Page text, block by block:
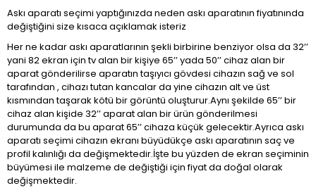
Askı aparatı seçimi yaptığınızda neden askı aparatının fiyatınında
değiştiğini size kısaca açıklamak isteriz
Her ne kadar askı aparatlarının şekli birbirine benziyor olsa da 32’’
yani 82 ekran için tv alan bir kişiye 65’’ yada 50’’ cihaz alan bir
aparat gönderilirse aparatın taşıyıcı gövdesi cihazın sağ ve sol
tarafından , cihazı tutan kancalar da yine cihazın alt ve üst
kısmından taşarak kötü bir görüntü oluşturur.Aynı şekilde 65’’ bir
cihaz alan kişide 32’’ aparat alan bir ürün gönderilmesi
durumunda da bu aparat 65’’ cihaza küçük gelecektir.Ayrıca askı
aparatı seçimi cihazın ekranı büyüdükçe askı aparatının saç ve
profil kalınlığı da değişmektedir.İşte bu yüzden de ekran seçiminin
büyümesi ile malzeme de değiştiği için fiyat da doğal olarak
değişmektedir.